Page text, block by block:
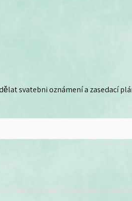
svatebni oznámení a zasedací